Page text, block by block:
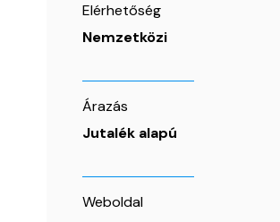
Elérhetőség
Nemzetközi
Árazás
Jutalék alapú
Weboldal